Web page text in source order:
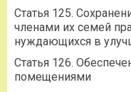
Статья 125.
членами их семей
нуждающихся в
Статья 126.
помещениями